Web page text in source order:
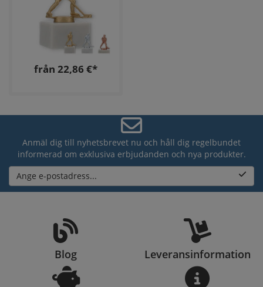
från 22,86 €*
Anmäl dig till nyhetsbrevet nu och håll dig regelbundet
informerad om exklusiva erbjudanden och nya produkter.
Ange e-postadress...
Blog Leveransinformation